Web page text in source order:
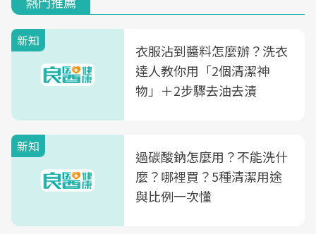
新知
衣服沾到醬料怎麼辦？洗衣
達人教你用「2個清潔神
物」＋2步驟去油去漬
新知
過碳酸鈉怎麼用？不能洗什
麼？哪裡買？5種清潔用途
與比例一次懂